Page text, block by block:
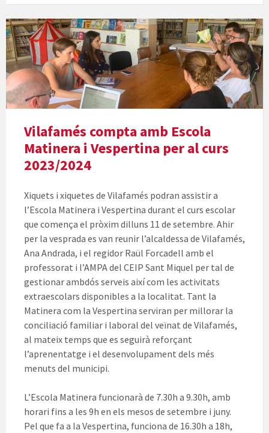
Vilafamés compta amb Escola
Matinera i Vespertina per al curs
2023/2024
Xiquets i xiquetes de Vilafamés podran assistir a
l’Escola Matinera i Vespertina durant el curs escolar
que comença el pròxim dilluns 11 de setembre. Ahir
per la vesprada es van reunir l’alcaldessa de Vilafamés,
Ana Andrada, i el regidor Raül Forcadell amb el
professorat i l’AMPA del CEIP Sant Miquel per tal de
gestionar ambdós serveis així com les activitats
extraescolars disponibles a la localitat. Tant la
Matinera com la Vespertina serviran per millorar la
conciliació familiar i laboral del veïnat de Vilafamés,
al mateix temps que es seguirà reforçant
l’aprenentatge i el desenvolupament dels més
menuts del municipi.
L’Escola Matinera funcionarà de 7.30h a 9.30h, amb
horari fins a les 9h en els mesos de setembre i juny.
Pel que fa a la Vespertina, funciona de 16.30h a 18h,